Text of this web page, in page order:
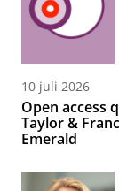
10 juli 2026
Open access
Taylor &
Emerald